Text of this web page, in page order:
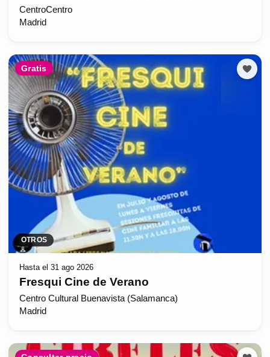
CentroCentro
Madrid
Gratis
OTROS
Hasta el 31 ago 2026
Fresqui Cine de Verano
Centro Cultural Buenavista (Salamanca)
Madrid